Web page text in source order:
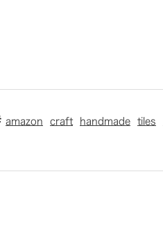
amazon craft handmade tiles